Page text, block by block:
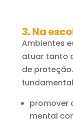
3. Na
Ambientes
atuar tanto
de
promover
mental